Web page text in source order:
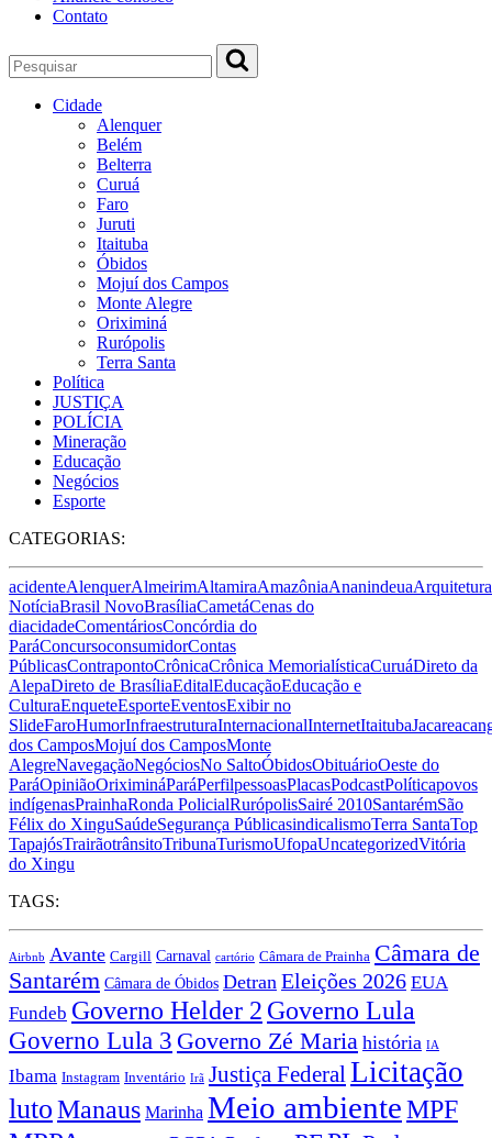
Contato
Cidade
Alenquer
Belém
Belterra
Curuá
Faro
Juruti
Itaituba
Óbidos
Mojuí dos Campos
Monte Alegre
Oriximiná
Rurópolis
Terra Santa
Política
JUSTIÇA
POLÍCIA
Mineração
Educação
Negócios
Esporte
CATEGORIAS:
acidenteAlenquerAlmeirimAltamiraAmazôniaAnanindeuaArquitetura
NotíciaBrasil NovoBrasíliaCametáCenas do
diacidadeComentáriosConcórdia do
ParáConcursoconsumidorContas
PúblicasContrapontoCrônicaCrônica MemorialísticaCuruáDireto da
AlepaDireto de BrasíliaEditalEducaçãoEducação e
CulturaEnqueteEsporteEventosExibir no
SlideFaroHumorInfraestruturaInternacionalInternetItaituba
dos CamposMojuí dos CamposMonte
AlegreNavegaçãoNegóciosNo SaltoÓbidosObituárioOeste do
ParáOpiniãoOriximináParáPerfilpessoasPlacasPodcastPolíticapovos
indígenasPrainhaRonda PolicialRurópolisSairé 2010SantarémSão
Félix do XinguSaúdeSegurança PúblicasindicalismoTerra SantaTop
TapajósTrairãotrânsitoTribunaTurismoUfopaUncategorizedVitória
do Xingu
TAGS:
Airbnb Avante Cargill Carnaval cartório Câmara de Prainha Câmara de
Santarém Câmara de Óbidos Detran Eleições 2026 EUA
Fundeb Governo Helder 2 Governo Lula
Governo Lula 3 Governo Zé Maria história IA
Ibama Instagram Inventário Irã Justiça FederalLicitação
lutoManaus Marinha Meio ambienteMPF